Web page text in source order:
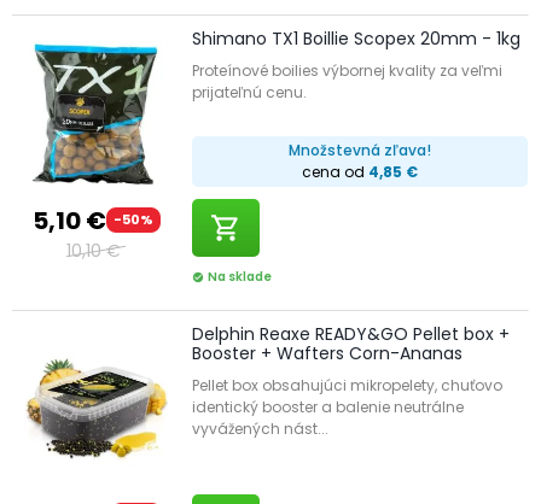
5,10 € -50%
10,10 €
Shimano TX1 Boillie Scopex 20mm - 1kg
Proteínové boilies výbornej kvality za veľmi
prijateľnú cenu.
Množstevná zľava!
cena od 4,85 €
shopping_cart
check_circle Na sklade
Delphin Reaxe READY&GO Pellet box +
Booster + Wafters Corn-Ananas
Pellet box obsahujúci mikropelety, chuťovo
identický booster a balenie neutrálne
vyvážených nást...